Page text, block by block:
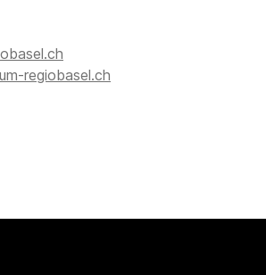
regiobasel.ch